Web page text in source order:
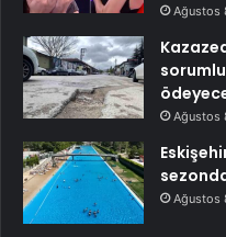
Ağustos
Ağustos
Ağustos